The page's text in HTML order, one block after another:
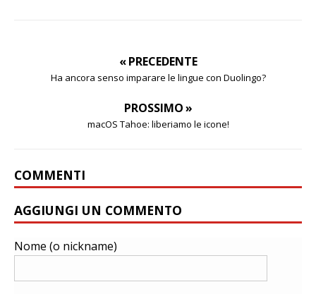
« PRECEDENTE
Ha ancora senso imparare le lingue con Duolingo?
PROSSIMO »
macOS Tahoe: liberiamo le icone!
COMMENTI
AGGIUNGI UN COMMENTO
Nome (o nickname)